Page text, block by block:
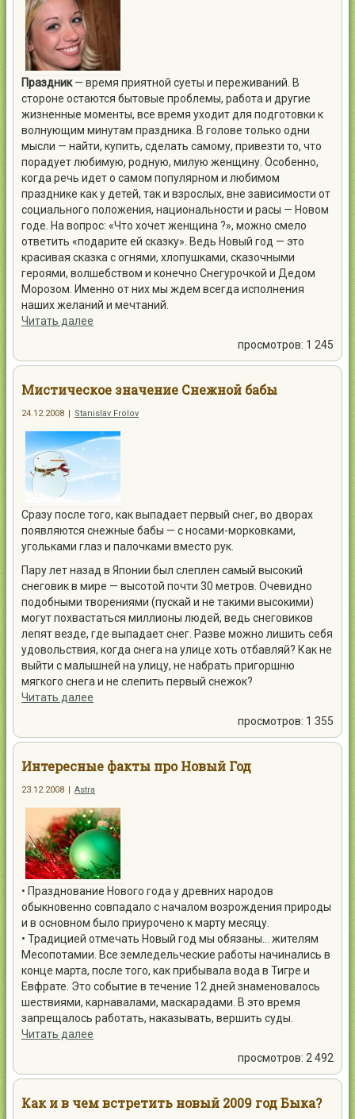
Праздник— время приятной суеты и переживаний. В
стороне остаются бытовые проблемы, работа и другие
жизненные моменты, все время уходит для подготовки к
волнующим минутам праздника. В голове только одни
мысли — найти, купить, сделать самому, привезти то, что
порадует любимую, родную, милую женщину. Особенно,
когда речь идет о самом популярном и любимом
празднике как у детей, так и взрослых, вне зависимости от
социального положения, национальности и расы — Новом
годе. На вопрос: «Что хочет женщина ?», можно смело
ответить «подарите ей сказку». Ведь Новый год — это
красивая сказка с огнями, хлопушками, сказочными
героями, волшебством и конечно Снегурочкой и Дедом
Морозом. Именно от них мы ждем всегда исполнения
наших желаний и мечтаний.
Читать далее
просмотров: 1 245
Мистическое значение Снежной бабы
24.12.2008 | Stanislav Frolov
Сразу после того, как выпадает первый снег, во дворах
появляются снежные бабы — с носами-морковками,
угольками глаз и палочками вместо рук.
Пару лет назад в Японии был слеплен самый высокий
снеговик в мире — высотой почти 30 метров. Очевидно
подобными творениями (пускай и не такими высокими)
могут похвастаться миллионы людей, ведь снеговиков
лепят везде, где выпадает снег. Разве можно лишить себя
удовольствия, когда снега на улице хоть отбавляй? Как не
выйти с малышней на улицу, не набрать пригоршню
мягкого снега и не слепить первый снежок?
Читать далее
просмотров: 1 355
Интересные факты про Новый Год
23.12.2008 | Astra
• Празднование Нового года у древних народов
обыкновенно совпадало с началом возрождения природы
и в основном было приурочено к марту месяцу.
• Традицией отмечать Новый год мы обязаны… жителям
Месопотамии. Все земледельческие работы начинались в
конце марта, после того, как прибывала вода в Тигре и
Евфрате. Это событие в течение 12 дней знаменовалось
шествиями, карнавалами, маскарадами. В это время
запрещалось работать, наказывать, вершить суды.
Читать далее
просмотров: 2 492
Как и в чем встретить новый 2009 год Быка?